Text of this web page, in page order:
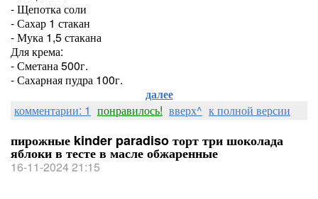
- Щепотка соли
- Сахар 1 стакан
- Мука 1,5 стакана
Для крема:
- Сметана 500г.
- Сахарная пудра 100г.
далее
комментарии: 1 понравилось! вверх^ к полной версии
пирожные kinder paradiso торт три шоколада
яблоки в тесте в масле обжаренные
16-11-2024 21:15